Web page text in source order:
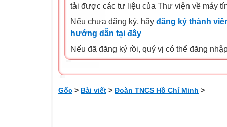
tải được các tư liệu của Thư viện về máy
Nếu chưa đăng ký, hãy đăng ký thành
hướng dẫn tại đây
Nếu đã đăng ký rồi, quý vị có thể đăng
Gốc > Bài viết > Đoàn TNCS Hồ Chí Minh >